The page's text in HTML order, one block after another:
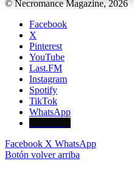
© Necromance Magazine, 2026
Facebook
X
Pinterest
YouTube
Last.FM
Instagram
Spotify
TikTok
WhatsApp
Facebook X WhatsApp
Botón volver arriba